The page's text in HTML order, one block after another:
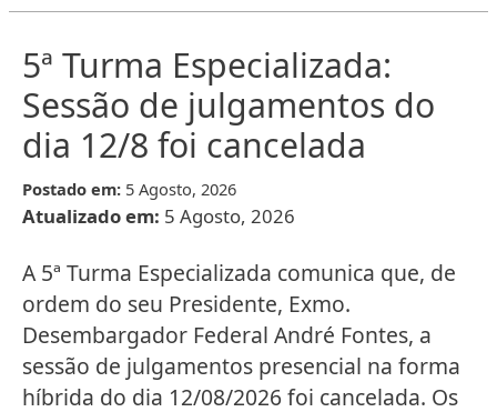
5ª Turma Especializada:
Sessão de julgamentos do
dia 12/8 foi cancelada
Postado em: 5 Agosto, 2026
Atualizado em: 5 Agosto, 2026
A 5ª Turma Especializada comunica que, de
ordem do seu Presidente, Exmo.
Desembargador Federal André Fontes, a
sessão de julgamentos presencial na forma
híbrida do dia 12/08/2026 foi cancelada. Os